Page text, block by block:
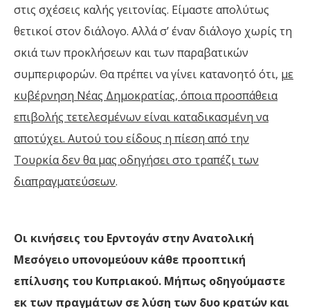
στις σχέσεις καλής γειτονίας. Είμαστε απολύτως
θετικοί στον διάλογο. Αλλά σ’ έναν διάλογο χωρίς τη
σκιά των προκλήσεων και των παραβατικών
συμπεριφορών. Θα πρέπει να γίνει κατανοητό ότι, με
κυβέρνηση Νέας Δημοκρατίας, όποια προσπάθεια
επιβολής τετελεσμένων είναι καταδικασμένη να
αποτύχει. Αυτού του είδους η πίεση από την
Τουρκία δεν θα μας οδηγήσει στο τραπέζι των
διαπραγματεύσεων.
Οι κινήσεις του Ερντογάν στην Ανατολική
Μεσόγειο υπονομεύουν κάθε προοπτική
επίλυσης του Κυπριακού. Μήπως οδηγούμαστε
εκ των πραγμάτων σε λύση των δυο κρατών και